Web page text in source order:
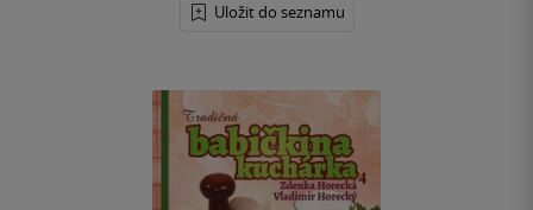
Uložit do seznamu